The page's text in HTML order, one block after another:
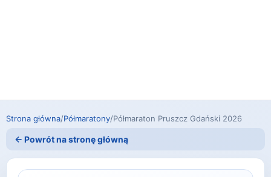
Strona główna/Półmaratony/Półmaraton Pruszcz Gdański 2026
← Powrót na stronę główną